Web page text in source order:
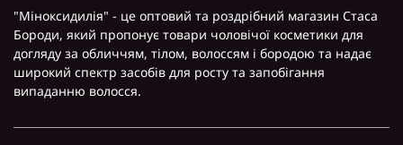
"Міноксидилія" - це оптовий та роздрібний магазин Стаса
Бороди, який пропонує товари чоловічої косметики для
догляду за обличчям, тілом, волоссям і бородою та надає
широкий спектр засобів для росту та запобігання
випаданню волосся.